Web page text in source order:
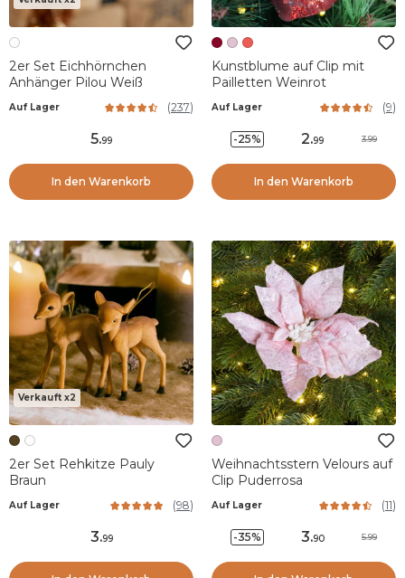
2er Set Eichhörnchen
Anhänger Pilou Weiß
Auf Lager (237)
5.99
In den Warenkorb
Kunstblume auf Clip mit
Pailletten Weinrot
Auf Lager (9)
-25% 2.99 3.99
In den Warenkorb
Verkauft x2
2er Set Rehkitze Pauly
Braun
Auf Lager (98)
3.99
Weihnachtsstern Velours auf
Clip Puderrosa
Auf Lager (11)
-35% 3.90 5.99